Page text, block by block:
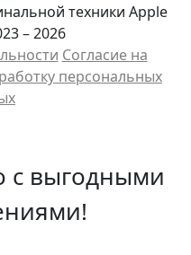
техники Apple
– 2026
Cогласие на
персональных
с выгодными